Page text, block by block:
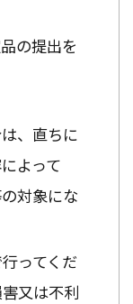
の提出を
、直ちに
よって
対象にな
ってくだ
又は不利